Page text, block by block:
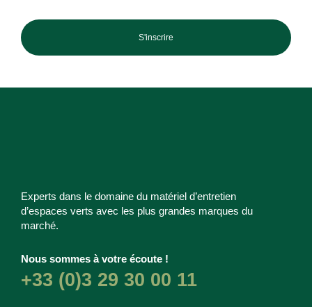
S'inscrire
Experts dans le domaine du matériel d’entretien
d’espaces verts avec les plus grandes marques du
marché.
Nous sommes à votre écoute !
+33 (0)3 29 30 00 11